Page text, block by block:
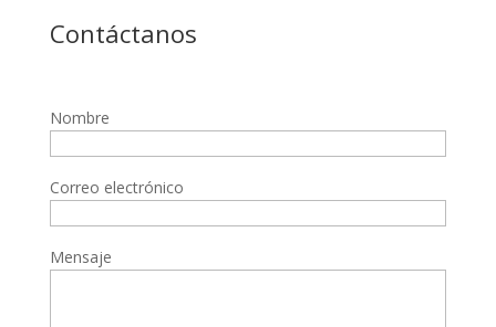
Contáctanos
Nombre
Correo electrónico
Mensaje